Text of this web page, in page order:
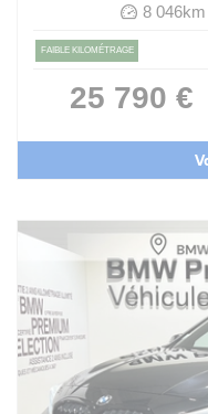
8 046km
FAIBLE KILOMÉTRAGE
25 790 €